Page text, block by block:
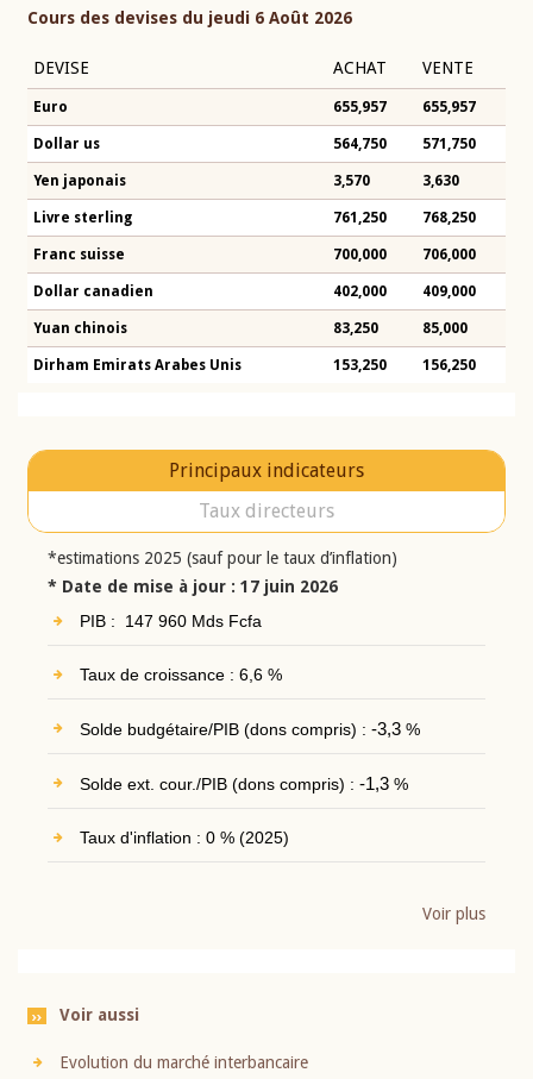
Cours des devises du jeudi 6 Août 2026
DEVISE ACHAT VENTE
Euro 655,957 655,957
Dollar us 564,750 571,750
Yen japonais 3,570 3,630
Livre sterling 761,250 768,250
Franc suisse 700,000 706,000
Dollar canadien 402,000 409,000
Yuan chinois 83,250 85,000
Dirham Emirats Arabes Unis 153,250 156,250
Principaux indicateurs
Taux directeurs
*estimations 2025 (sauf pour le taux d’inflation)
* Date de mise à jour : 17 juin 2026
PIB : 147 960 Mds Fcfa
Taux de croissance : 6,6 %
Solde budgétaire/PIB (dons compris) : -3,3%
Solde ext. cour./PIB (dons compris) : -1,3%
Taux d'inflation : 0 % (2025)
Voir plus
Voir aussi
Evolution du marché interbancaire